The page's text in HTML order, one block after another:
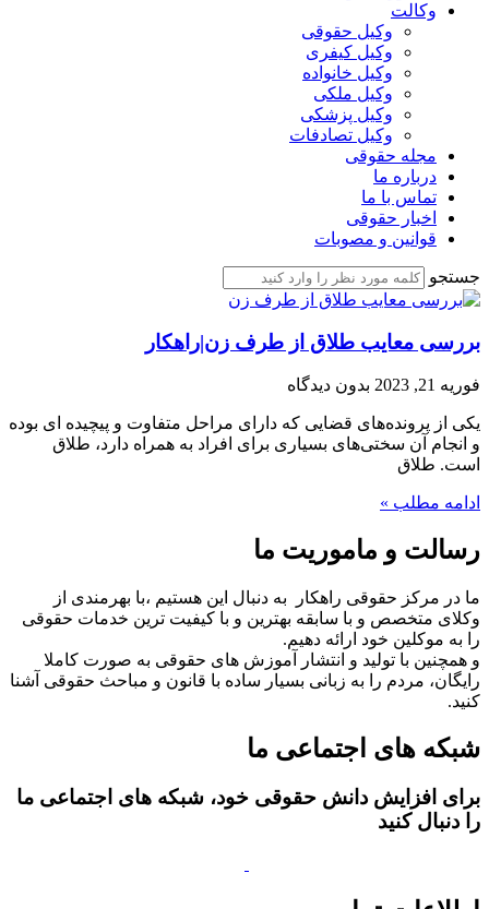
وکالت
وکیل حقوقی
وکیل کیفری
وکیل خانواده
وکیل ملکی
وکیل پزشکی
وکیل تصادفات
مجله حقوقی
درباره ما
تماس با ما
اخبار حقوقی
قوانین و مصوبات
جستجو
بررسی معایب طلاق از طرف زن|راهکار
فوریه 21, 2023 بدون دیدگاه
یکی از پرونده‌های قضایی که دارای مراحل متفاوت و پیچیده‌ ای بوده
و انجام آن سختی‌های بسیاری برای افراد به همراه دارد، طلاق
است. طلاق
ادامه مطلب »
رسالت و ماموریت ما
ما در مرکز حقوقی راهکار به دنبال این هستیم ،با بهرمندی از
وکلای متخصص و با سابقه بهترین و با کیفیت ترین خدمات حقوقی
را به موکلین خود ارائه دهیم.
و همچنین با تولید و انتشار آموزش های حقوقی به صورت کاملا
رایگان، مردم را به زبانی بسیار ساده با قانون و مباحث حقوقی آشنا
کنید.
شبکه های اجتماعی ما
برای افزایش دانش حقوقی خود، شبکه های اجتماعی ما
را دنبال کنید